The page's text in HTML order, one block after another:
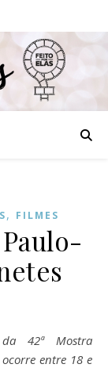
, FILMES
entre 18 e